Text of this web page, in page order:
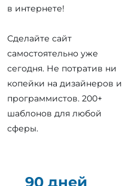
в интернете!
Сделайте сайт
самостоятельно уже
сегодня. Не потратив ни
копейки на дизайнеров и
программистов. 200+
шаблонов для любой
сферы.
90 дней